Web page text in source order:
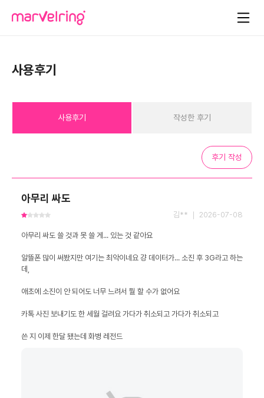
사용후기
사용후기 작성한 후기
후기 작성
아무리 싸도
김** ｜ 2026-07-08
알뜰폰 많이 써봤지만 여기는 최악이네요 걍 데이터가... 소진 후 3G라고 하는
쓴 지 이제 한달 됐는데 화병 레전드